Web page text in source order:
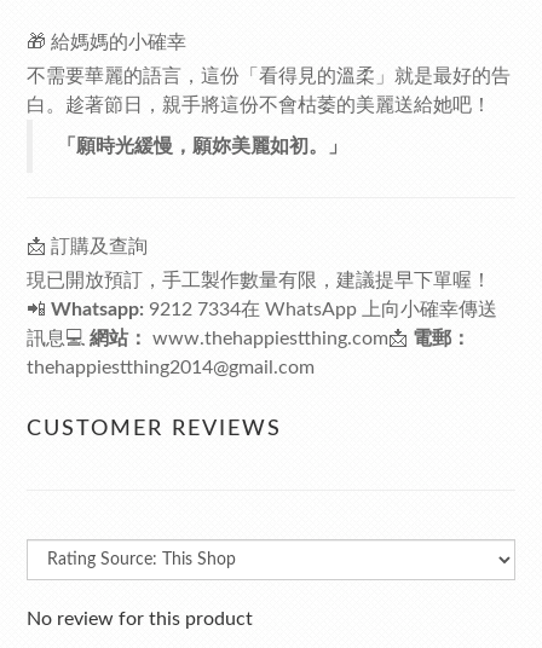
🎁 給媽媽的小確幸
不需要華麗的語言，這份「看得見的溫柔」就是最好的告
白。趁著節日，親手將這份不會枯萎的美麗送給她吧！
「願時光緩慢，願妳美麗如初。」
📩 訂購及查詢
現已開放預訂，手工製作數量有限，建議提早下單喔！
📲 Whatsapp: 9212 7334在 WhatsApp 上向小確幸傳送
訊息💻 網站： www.thehappiestthing.com📩 電郵：
thehappiestthing2014@gmail.com
CUSTOMER REVIEWS
No review for this product